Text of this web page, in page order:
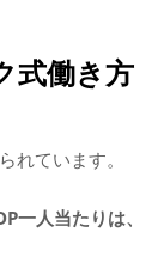
式働き方
れています。
一人当たりは、